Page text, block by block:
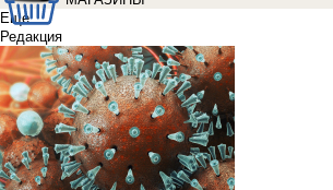
Еще
Редакция